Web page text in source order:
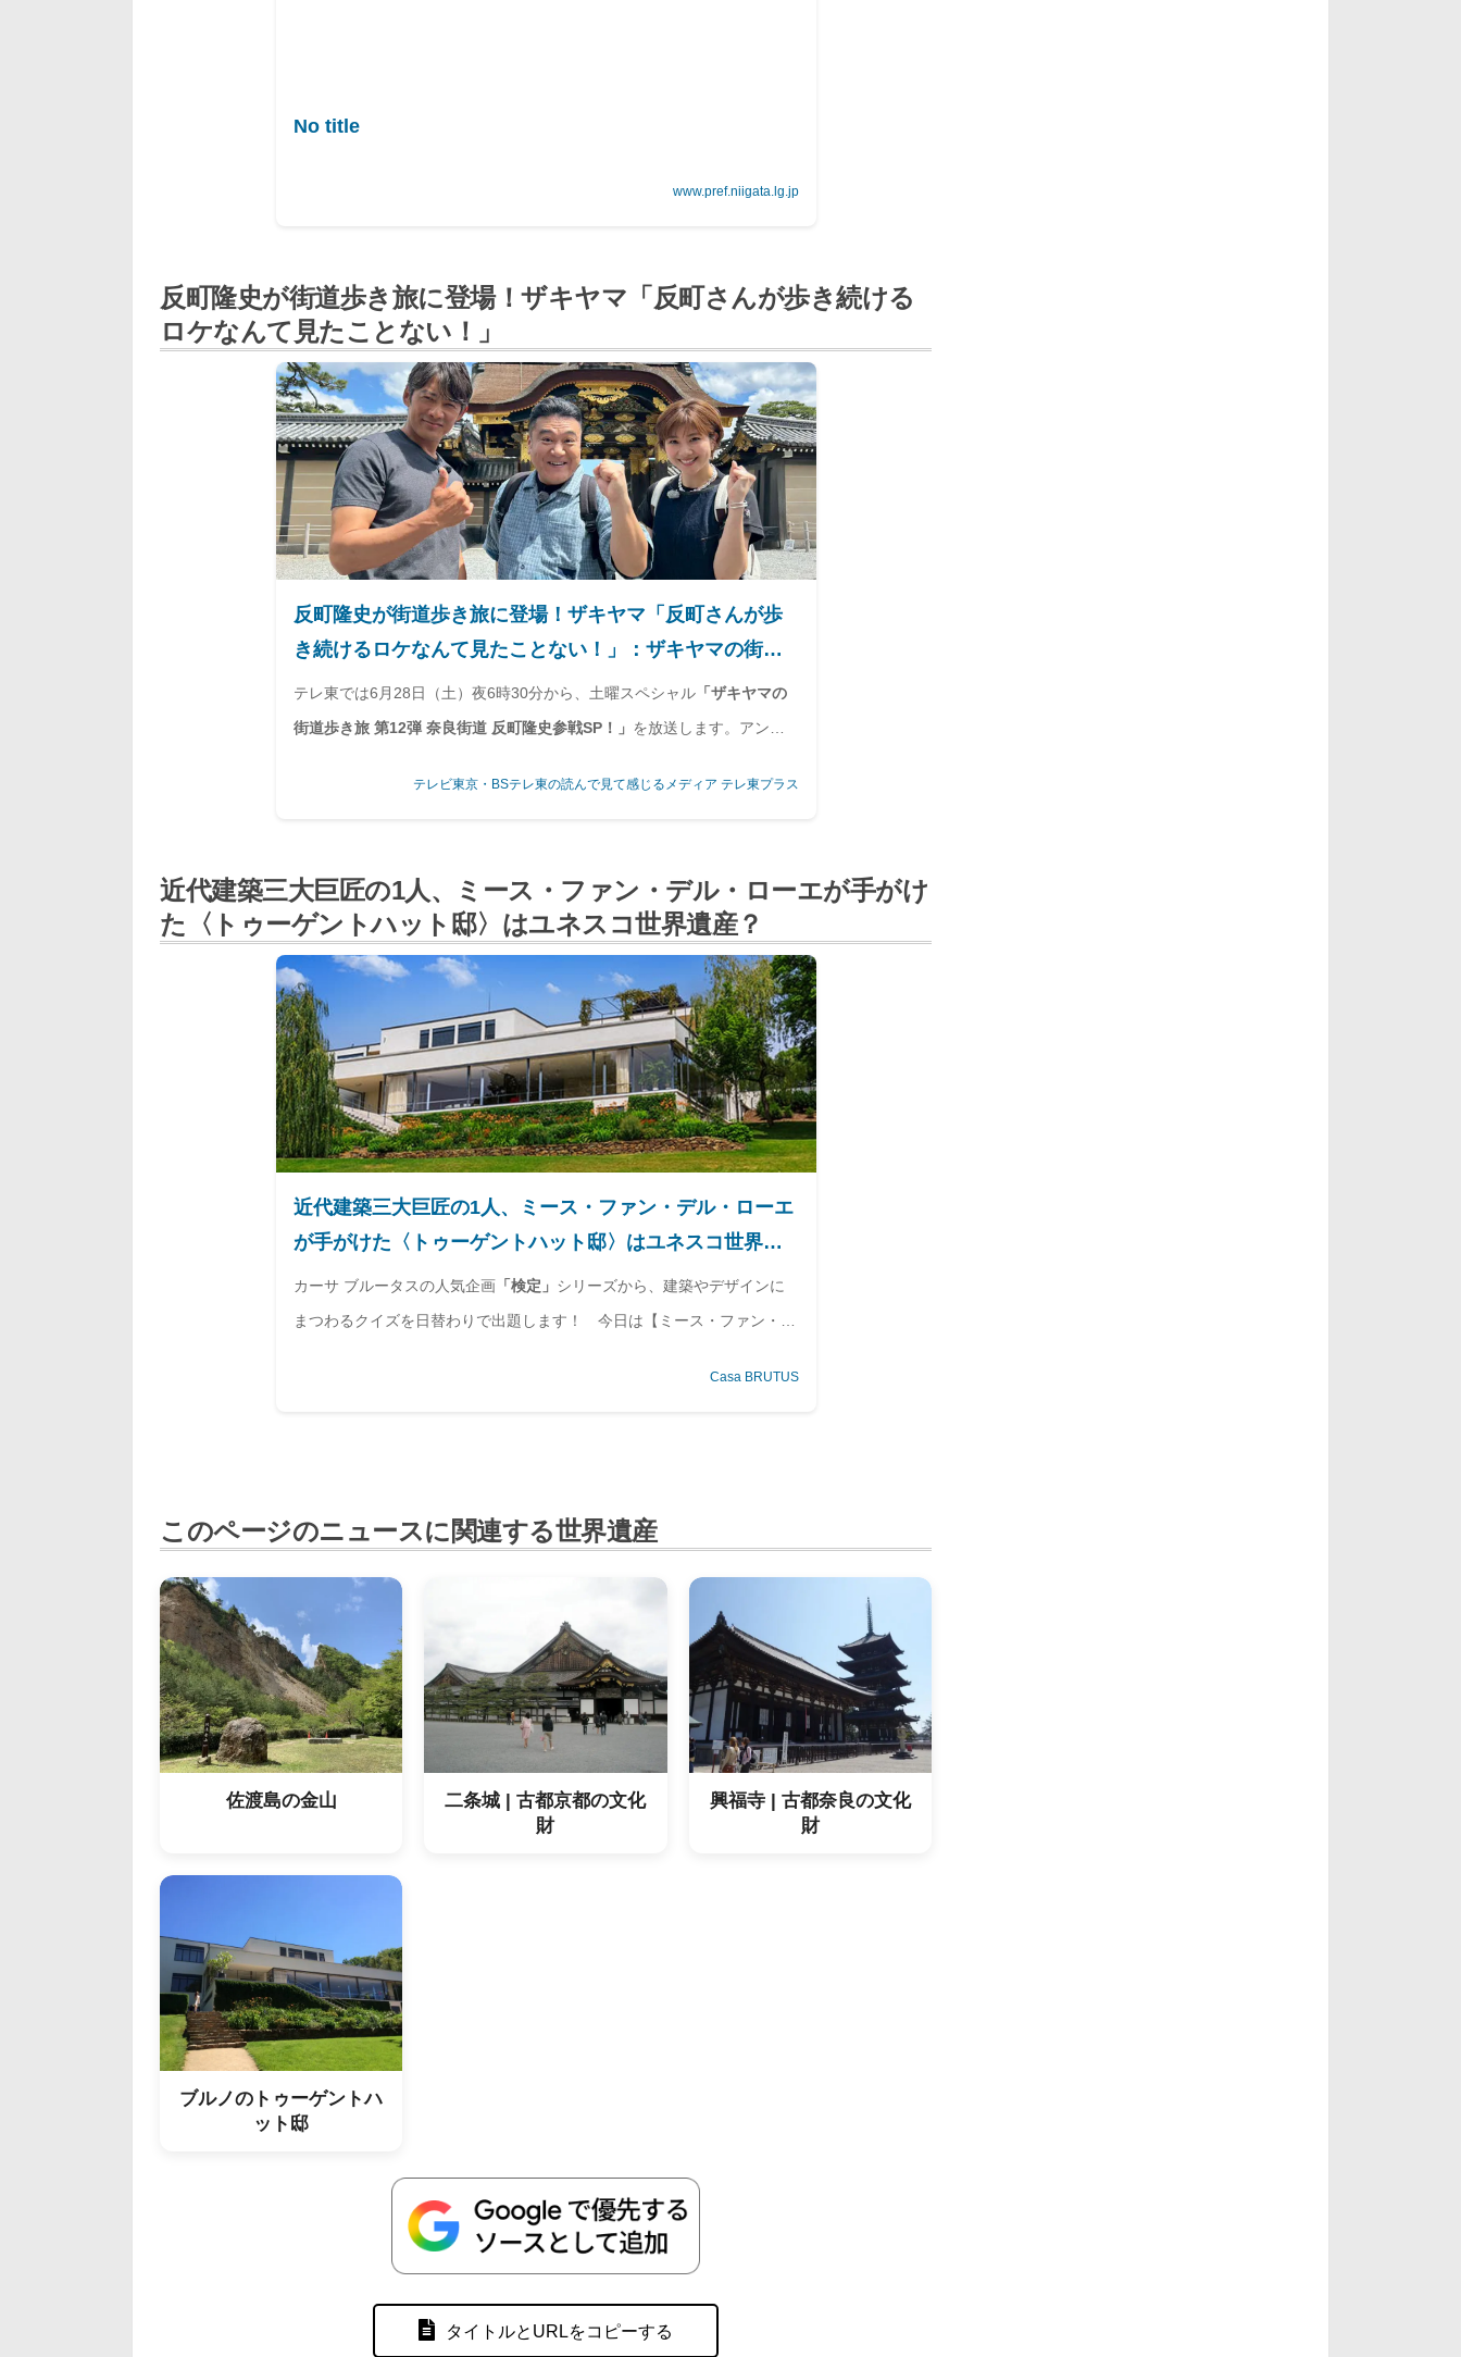
No title
www.pref.niigata.lg.jp
反町隆史が街道歩き旅に登場！ザキヤマ「反町さんが歩き続ける
ロケなんて見たことない！」
反町隆史が街道歩き旅に登場！ザキヤマ「反町さんが歩
き続けるロケなんて見たことない！」：ザキヤマの街道
歩き旅 第12弾 | テレ東・ＢＳテレ東の読んで見て感じる
メディア テレ東プラス
テレ東では6月28日（土）夜6時30分から、土曜スペシャル「ザキヤマの
街道歩き旅 第12弾 奈良街道 反町隆史参戦SP！」 を放送します。アンタ
テレビ東京・BSテレ東の読んで見て感じるメディア テレ東プラス
近代建築三大巨匠の1人、ミース・ファン・デル・ローエが手がけ
た〈トゥーゲントハット邸〉はユネスコ世界遺産？
近代建築三大巨匠の1人、ミース・ファン・デル・ローエ
が手がけた〈トゥーゲントハット邸〉はユネスコ世界遺
産？
カーサ ブルータスの人気企画「検定」 シリーズから、建築やデザインに
まつわるクイズを日替わりで出題します！ 今日は【ミース・ファン・デ
Casa BRUTUS
このページのニュースに関連する世界遺産
佐渡島の金山
二条城 | 古都京都の文化
財
興福寺 | 古都奈良の文化
財
ブルノのトゥーゲントハ
ット邸
タイトルとURLをコピーする